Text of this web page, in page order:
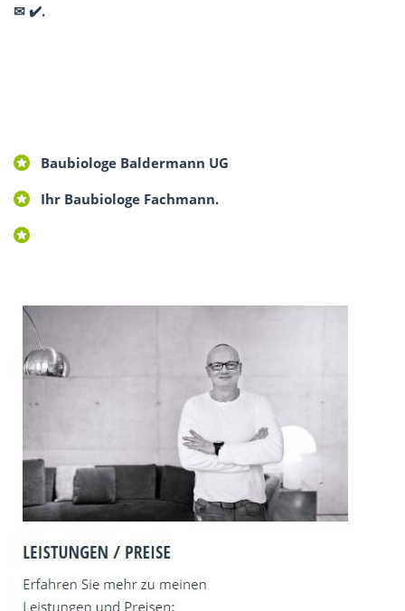
✉ ✔️.
Baubiologe Baldermann UG
Ihr Baubiologe Fachmann.